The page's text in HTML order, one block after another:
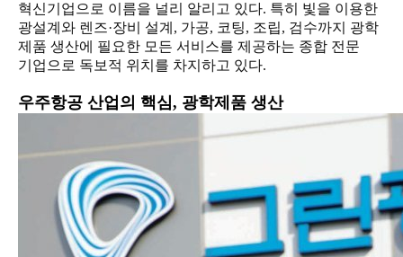
혁신기업으로 이름을 널리 알리고 있다. 특히 빛을 이용한
광설계와 렌즈·장비 설계, 가공, 코팅, 조립, 검수까지 광학
제품 생산에 필요한 모든 서비스를 제공하는 종합 전문
기업으로 독보적 위치를 차지하고 있다.
우주항공 산업의 핵심, 광학제품 생산